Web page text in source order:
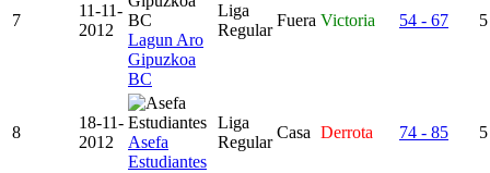
7
11-11-
2012
Lagun Aro
Gipuzkoa
BC
Liga
Regular
Fuera Victoria 54 - 67
8
18-11-
2012
Asefa
Estudiantes
Liga
Regular
Casa Derrota 74 - 85